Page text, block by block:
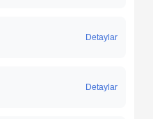
Detaylar
Detaylar